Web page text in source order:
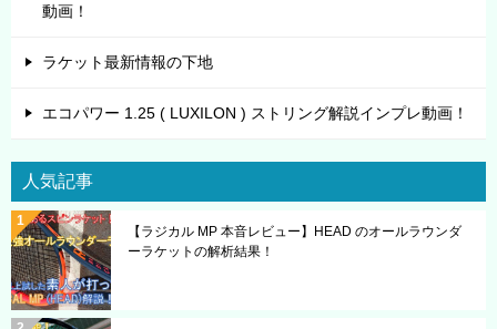
動画！
ラケット最新情報の下地
エコパワー 1.25 ( LUXILON ) ストリング解説インプレ動画！
人気記事
【ラジカル MP 本音レビュー】HEAD のオールラウンダ
ーラケットの解析結果！